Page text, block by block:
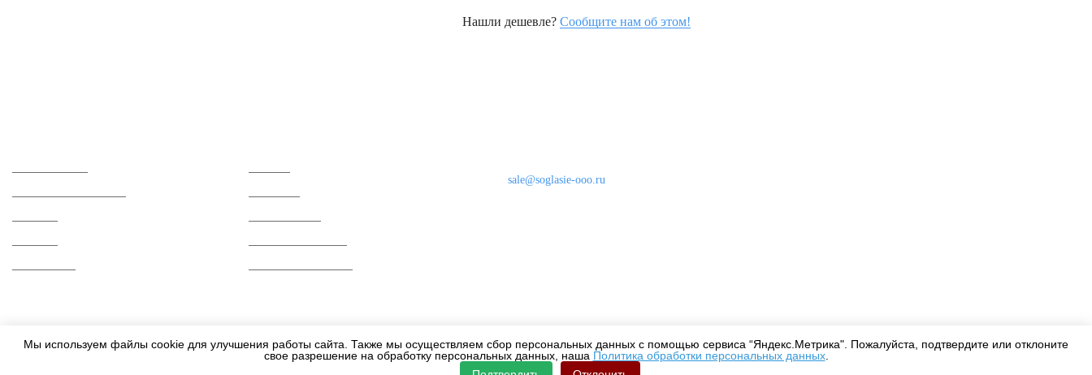
Нашли дешевле? Сообщите нам об этом!
Мы используем файлы cookie для улучшения работы сайта. Также мы осуществляем сбор персональных данных с помощью сервиса “Яндекс.Метрика". Пожалуйста, подтвердите или отклоните
свое разрешение на обработку персональных данных, наша Политика обработки персональных данных.
sale@soglasie-ooo.ru